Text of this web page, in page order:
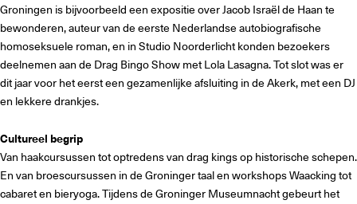
Groningen is bijvoorbeeld een expositie over Jacob Israël de Haan te
bewonderen, auteur van de eerste Nederlandse autobiografische
homoseksuele roman, en in Studio Noorderlicht konden bezoekers
deelnemen aan de Drag Bingo Show met Lola Lasagna. Tot slot was er
dit jaar voor het eerst een gezamenlijke afsluiting in de Akerk, met een DJ
en lekkere drankjes.
Cultureel begrip
Van haakcursussen tot optredens van drag kings op historische schepen.
En van broescursussen in de Groninger taal en workshops Waacking tot
cabaret en bieryoga. Tijdens de Groninger Museumnacht gebeurt het